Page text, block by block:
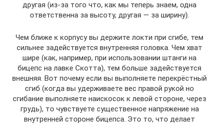
другая (из-за того что, как мы теперь знаем, одна
ответственна за высоту, другая — за ширину).
Чем ближе к корпусу вы держите локти при сгибе, тем
сильнее задействуется внутренняя головка. Чем хват
шире (как, например, при использовании штанги на
бицепс на лавке Скотта), тем больше задействуется
внешняя. Вот почему если вы выполняете перекрёстный
сгиб (когда вы удерживаете вес правой рукой но
сгибание выполняете наискосок к левой стороне, через
грудь), то чувствуете существенное напряжение на
внутренней стороне бицепса. Это то, что делает